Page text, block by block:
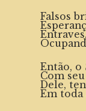
Falsos
Então, o
Com
Dele,
Em toda